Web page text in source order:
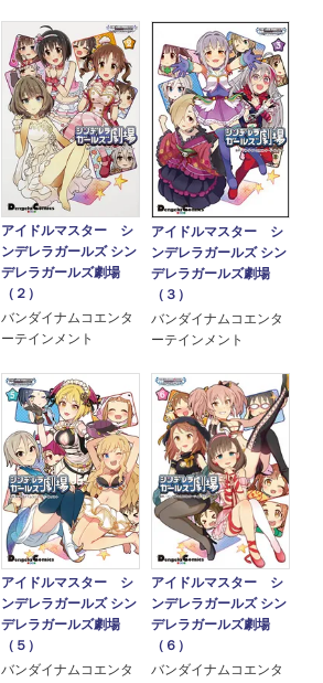
アイドルマスター シ
ンデレラガールズ シン
デレラガールズ劇場
（２）
バンダイナムコエンタ
ーテインメント
アイドルマスター シ
ンデレラガールズ シン
デレラガールズ劇場
（３）
バンダイナムコエンタ
ーテインメント
アイドルマスター シ
ンデレラガールズ シン
デレラガールズ劇場
（５）
バンダイナムコエンタ
アイドルマスター シ
ンデレラガールズ シン
デレラガールズ劇場
（６）
バンダイナムコエンタ